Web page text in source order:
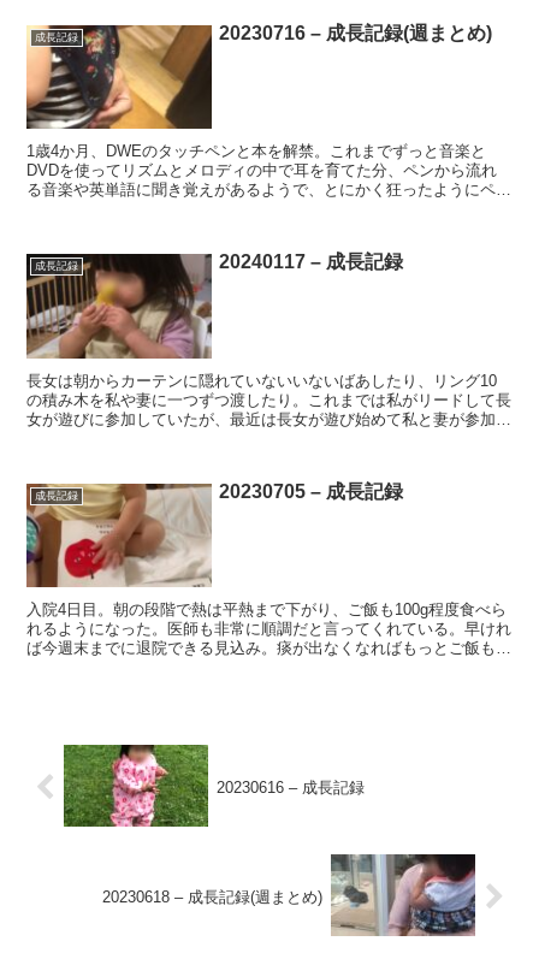
成長記録 20230716 – 成長記録(週まとめ)
1歳4か月、DWEのタッチペンと本を解禁。これまでずっと音楽と
DVDを使ってリズムとメロディの中で耳を育てた分、ペンから流れ
る音楽や英単語に聞き覚えがあるようで、とにかく狂ったようにペン
成長記録 20240117 – 成長記録
長女は朝からカーテンに隠れていないいないばあしたり、リング10
の積み木を私や妻に一つずつ渡したり。これまでは私がリードして長
女が遊びに参加していたが、最近は長女が遊び始めて私と妻が参加す
成長記録 20230705 – 成長記録
入院4日目。朝の段階で熱は平熱まで下がり、ご飯も100g程度食べら
れるようになった。医師も非常に順調だと言ってくれている。早けれ
ば今週末までに退院できる見込み。痰が出なくなればもっとご飯も食
20230616 – 成長記録
20230618 – 成長記録(週まとめ)